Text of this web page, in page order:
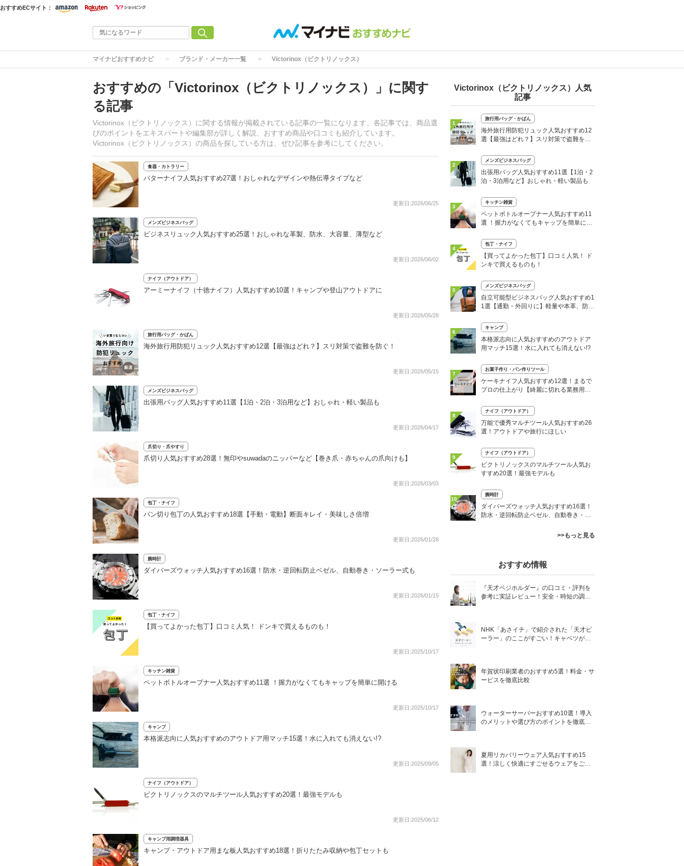
おすすめECサイト：
マイナビおすすめナビ ブランド・メーカー一覧 Victorinox（ビクトリノックス）
おすすめの「Victorinox（ビクトリノックス）」に関す
る記事
Victorinox（ビクトリノックス）に関する情報が掲載されている記事の一覧になります。各記事では、商品選
びのポイントをエキスパートや編集部が詳しく解説、おすすめ商品や口コミも紹介しています。
Victorinox（ビクトリノックス）の商品を探している方は、ぜひ記事を参考にしてください。
食器・カトラリー
バターナイフ人気おすすめ27選！おしゃれなデザインや熱伝導タイプなど
更新日:2026/06/25
メンズビジネスバッグ
ビジネスリュック人気おすすめ25選！おしゃれな革製、防水、大容量、薄型など
更新日:2026/06/02
ナイフ（アウトドア）
アーミーナイフ（十徳ナイフ）人気おすすめ10選！キャンプや登山アウトドアに
更新日:2026/05/28
旅行用バッグ・かばん
海外旅行用防犯リュック人気おすすめ12選【最強はどれ？】スリ対策で盗難を防ぐ！
更新日:2026/05/15
メンズビジネスバッグ
出張用バッグ人気おすすめ11選【1泊・2泊・3泊用など】おしゃれ・軽い製品も
更新日:2026/04/17
爪切り・爪やすり
爪切り人気おすすめ28選！無印やsuwadaのニッパーなど【巻き爪・赤ちゃんの爪向けも】
更新日:2026/03/03
包丁・ナイフ
パン切り包丁の人気おすすめ18選【手動・電動】断面キレイ・美味しさ倍増
更新日:2026/01/28
腕時計
ダイバーズウォッチ人気おすすめ16選！防水・逆回転防止ベゼル、自動巻き・ソーラー式も
更新日:2026/01/15
包丁・ナイフ
【買ってよかった包丁】口コミ人気！ ドンキで買えるものも！
更新日:2025/10/17
キッチン雑貨
ペットボトルオープナー人気おすすめ11選 ！握力がなくてもキャップを簡単に開ける
更新日:2025/10/17
キャンプ
本格派志向に人気おすすめのアウトドア用マッチ15選！水に入れても消えない!?
更新日:2025/09/05
ナイフ（アウトドア）
ビクトリノックスのマルチツール人気おすすめ20選！最強モデルも
更新日:2025/06/12
キャンプ用調理器具
キャンプ・アウトドア用まな板人気おすすめ18選！折りたたみ収納や包丁セットも
Victorinox（ビクトリノックス）人気
記事
1
旅行用バッグ・かばん
海外旅行用防犯リュック人気おすすめ12
選【最強はどれ？】スリ対策で盗難を防
2
メンズビジネスバッグ
出張用バッグ人気おすすめ11選【1泊・2
泊・3泊用など】おしゃれ・軽い製品も
3
キッチン雑貨
ペットボトルオープナー人気おすすめ11
選 ！握力がなくてもキャップを簡単に開
4
包丁・ナイフ
【買ってよかった包丁】口コミ人気！ ド
ンキで買えるものも！
5
メンズビジネスバッグ
自立可能型ビジネスバッグ人気おすすめ1
1選【通勤・外回りに】軽量や本革、防水
6
キャンプ
本格派志向に人気おすすめのアウトドア
用マッチ15選！水に入れても消えない!?
7
お菓子作り・パン作りツール
ケーキナイフ人気おすすめ12選！まるで
プロの仕上がり【綺麗に切れる業務用や
8
ナイフ（アウトドア）
万能で優秀マルチツール人気おすすめ26
選！アウトドアや旅行にほしい
9
ナイフ（アウトドア）
ビクトリノックスのマルチツール人気お
すすめ20選！最強モデルも
10
腕時計
ダイバーズウォッチ人気おすすめ16選！
防水・逆回転防止ベゼル、自動巻き・ソ
>>もっと見る
おすすめ情報
『天才ベジホルダー』の口コミ・評判を
参考に実証レビュー！安全・時短の調理
NHK「あさイチ」で紹介された「天才ピ
ーラー」のここがすごい！キャベツがほ
年賀状印刷業者のおすすめ5選！料金・サ
ービスを徹底比較
ウォーターサーバーおすすめ10選！導入
のメリットや選び方のポイントを徹底解
夏用リカバリーウェア人気おすすめ15
選！涼しく快適にすごせるウェアをご紹